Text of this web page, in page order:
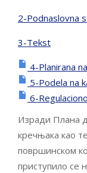
2-Podnaslovna
3-Tekst
4-Planirana
5-Podela na
6-
Изради Плана
кречњака као
површинском
приступило се